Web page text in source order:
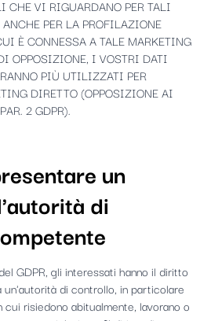
CHE VI RIGUARDANO PER TALI
PER LA PROFILAZIONE
È CONNESSA A TALE MARKETING
OPPOSIZIONE, I VOSTRI DATI
PIÙ UTILIZZATI PER
DIRETTO (OPPOSIZIONE AI
2 GDPR).
un
di
GDPR, gli interessati hanno il diritto
di controllo, in particolare
risiedono abitualmente, lavorano o